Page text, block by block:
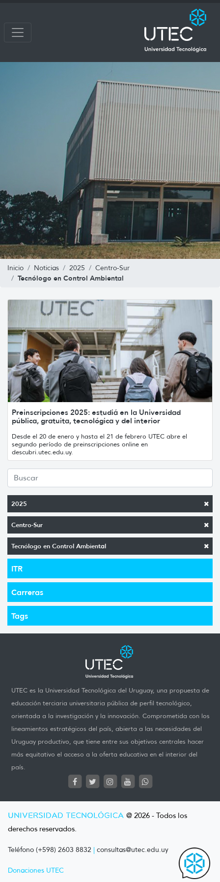
Inicio Noticias 2025 Centro-Sur
Tecnólogo en Control Ambiental
2025
Centro-Sur
Tecnólogo en Control Ambiental
ITR
Carreras
Tags
Preinscripciones 2025: estudiá en la Universidad
pública, gratuita, tecnológica y del interior
Desde el 20 de enero y hasta el 21 de febrero UTEC abre el
segundo período de preinscripciones online en
descubri.utec.edu.uy.
UTEC es la Universidad Tecnológica del Uruguay, una propuesta de
educación terciaria universitaria pública de perfil tecnológico,
orientada a la investigación y la innovación. Comprometida con los
lineamientos estratégicos del país, abierta a las necesidades del
Uruguay productivo, que tiene entre sus objetivos centrales hacer
más equitativo el acceso a la oferta educativa en el interior del
país.
UNIVERSIDAD TECNOLÓGICA @ 2026 - Todos los
derechos reservados.
Teléfono (+598) 2603 8832 | consultas@utec.edu.uy
Donaciones UTEC